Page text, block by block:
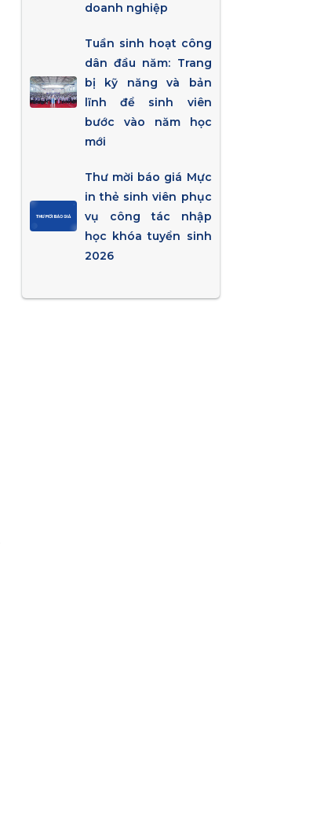
doanh nghiệp
Tuần sinh hoạt công
dân đầu năm: Trang
bị kỹ năng và bản
lĩnh để sinh viên
bước vào năm học
mới
Thư mời báo giá Mực
in thẻ sinh viên phục
vụ công tác nhập
học khóa tuyển sinh
2026